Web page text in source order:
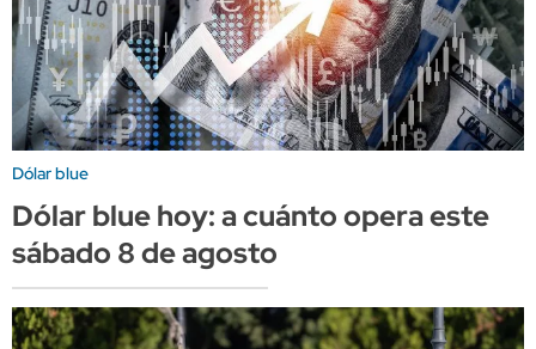
Dólar blue
Dólar blue hoy: a cuánto opera este
sábado 8 de agosto